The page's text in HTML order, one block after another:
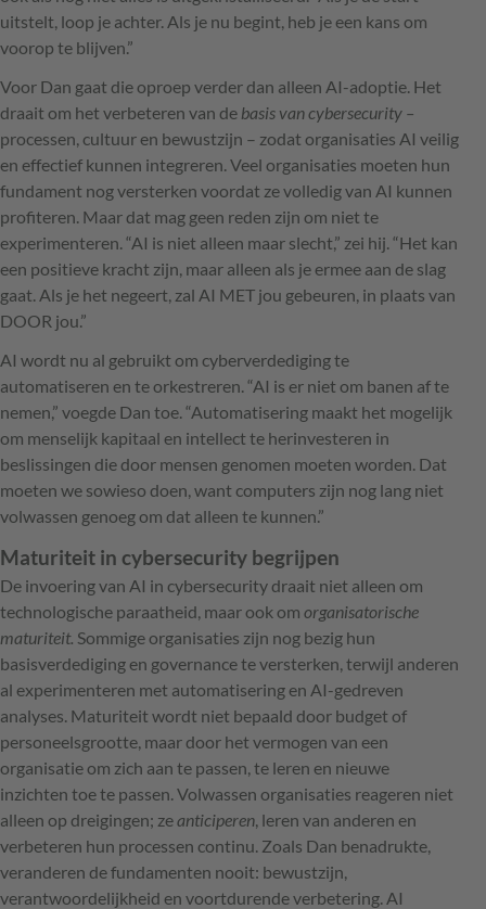
uitstelt, loop je achter. Als je nu begint, heb je een kans om
voorop te blijven.”
Voor Dan gaat die oproep verder dan alleen AI-adoptie. Het
draait om het verbeteren van de basis van cybersecurity –
processen, cultuur en bewustzijn – zodat organisaties AI veilig
en effectief kunnen integreren. Veel organisaties moeten hun
fundament nog versterken voordat ze volledig van AI kunnen
profiteren. Maar dat mag geen reden zijn om niet te
experimenteren. “AI is niet alleen maar slecht,” zei hij. “Het kan
een positieve kracht zijn, maar alleen als je ermee aan de slag
gaat. Als je het negeert, zal AI MET jou gebeuren, in plaats van
DOOR jou.”
AI wordt nu al gebruikt om cyberverdediging te
automatiseren en te orkestreren. “AI is er niet om banen af te
nemen,” voegde Dan toe. “Automatisering maakt het mogelijk
om menselijk kapitaal en intellect te herinvesteren in
beslissingen die door mensen genomen moeten worden. Dat
moeten we sowieso doen, want computers zijn nog lang niet
volwassen genoeg om dat alleen te kunnen.”
Maturiteit in cybersecurity begrijpen
De invoering van AI in cybersecurity draait niet alleen om
technologische paraatheid, maar ook om organisatorische
maturiteit. Sommige organisaties zijn nog bezig hun
basisverdediging en governance te versterken, terwijl anderen
al experimenteren met automatisering en AI-gedreven
analyses. Maturiteit wordt niet bepaald door budget of
personeelsgrootte, maar door het vermogen van een
organisatie om zich aan te passen, te leren en nieuwe
inzichten toe te passen. Volwassen organisaties reageren niet
alleen op dreigingen; zeanticiperen , leren van anderen en
verbeteren hun processen continu. Zoals Dan benadrukte,
veranderen de fundamenten nooit: bewustzijn,
verantwoordelijkheid en voortdurende verbetering. AI